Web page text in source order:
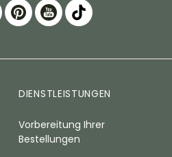
DIENSTLEISTUNGEN
Vorbereitung Ihrer
Bestellungen